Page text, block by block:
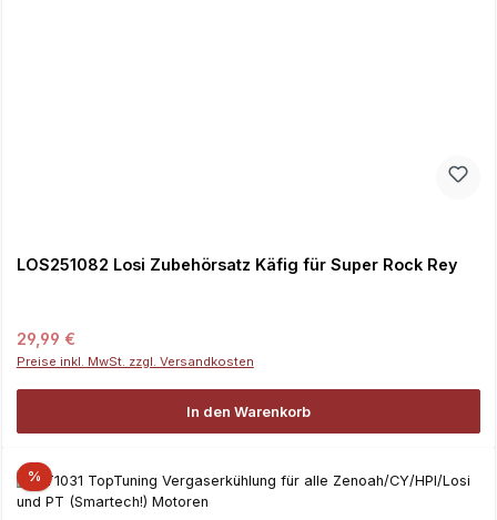
LOS251082 Losi Zubehörsatz Käfig für Super Rock Rey
Regulärer Preis:
29,99 €
Preise inkl. MwSt. zzgl. Versandkosten
In den Warenkorb
%